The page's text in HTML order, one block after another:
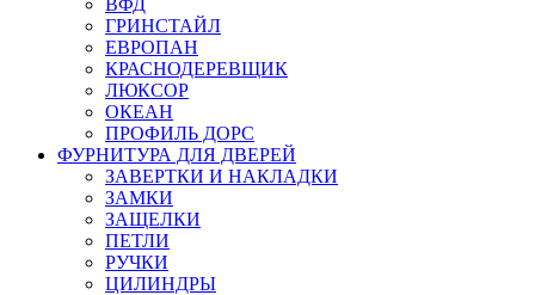
ВФД
ГРИНСТАЙЛ
ЕВРОПАН
КРАСНОДЕРЕВЩИК
ЛЮКСОР
ОКЕАН
ПРОФИЛЬ ДОРС
ФУРНИТУРА ДЛЯ ДВЕРЕЙ
ЗАВЕРТКИ И НАКЛАДКИ
ЗАМКИ
ЗАЩЕЛКИ
ПЕТЛИ
РУЧКИ
ЦИЛИНДРЫ